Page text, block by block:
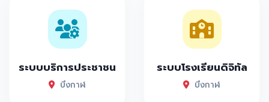
ระบบบริการประชาชน
บึงกาฬ
ระบบโรงเรียนดิจิทัล
บึงกาฬ